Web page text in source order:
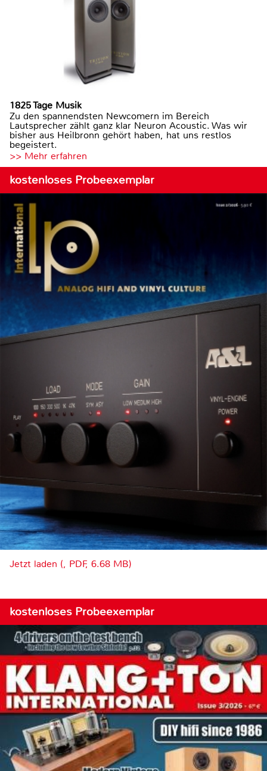
1825 Tage Musik
Zu den spannendsten Newcomern im Bereich
Lautsprecher zählt ganz klar Neuron Acoustic. Was wir
bisher aus Heilbronn gehört haben, hat uns restlos
begeistert.
>> Mehr erfahren
kostenloses Probeexemplar
Jetzt laden (, PDF, 6.68 MB)
kostenloses Probeexemplar